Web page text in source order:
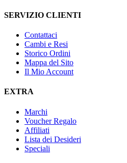
SERVIZIO CLIENTI
Contattaci
Cambi e Resi
Storico Ordini
Mappa del Sito
Il Mio Account
EXTRA
Marchi
Voucher Regalo
Affiliati
Lista dei Desideri
Speciali